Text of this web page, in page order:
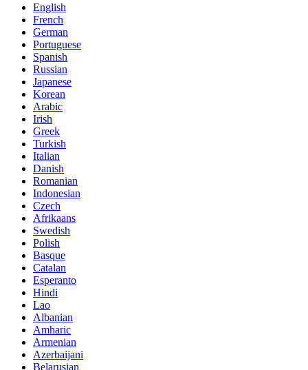
English
French
German
Portuguese
Spanish
Russian
Japanese
Korean
Arabic
Irish
Greek
Turkish
Italian
Danish
Romanian
Indonesian
Czech
Afrikaans
Swedish
Polish
Basque
Catalan
Esperanto
Hindi
Lao
Albanian
Amharic
Armenian
Azerbaijani
Belarusian